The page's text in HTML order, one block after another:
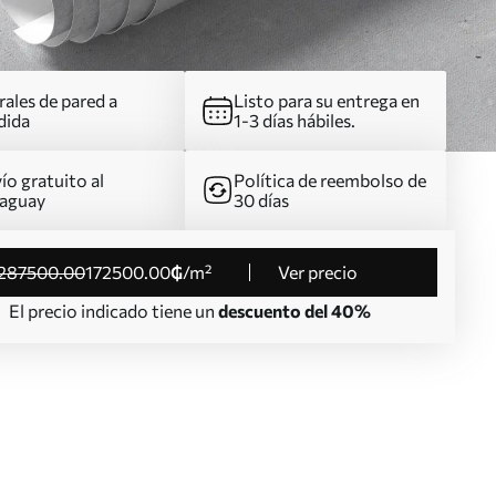
de pared a
Listo para su entrega en
1-3 días hábiles.
gratuito al
Política de reembolso de
30 días
.00172500.00₲/m²
Ver precio
El precio indicado tiene un descuento del 40%